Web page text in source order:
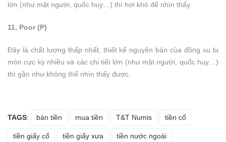
lớn (như mặt người, quốc huy…) thì hơi khó để nhìn thấy.
11, Poor (P)
Đây là chất lượng thấp nhất, thiết kế nguyên bản của đồng xu bị
mòn cực kỳ nhiều và các chi tiết lớn (như mặt người, quốc huy…)
thì gần như không thể nhìn thấy được.
TAGS: bán tiền mua tiền T&T Numis tiền cổ
tiền giấy cổ tiền giấy xưa tiền nước ngoài